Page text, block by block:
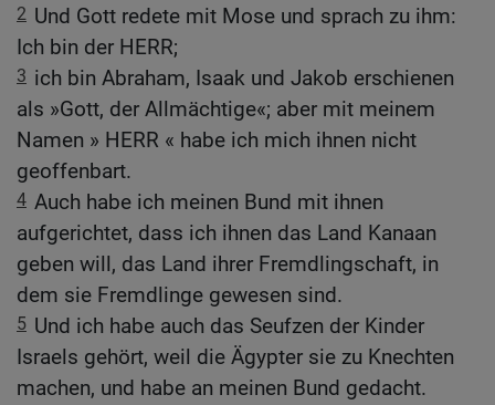
2 Und Gott redete mit Mose und sprach zu ihm:
Ich bin der HERR;
3 ich bin Abraham, Isaak und Jakob erschienen
als »Gott, der Allmächtige«; aber mit meinem
Namen » HERR « habe ich mich ihnen nicht
geoffenbart.
4 Auch habe ich meinen Bund mit ihnen
aufgerichtet, dass ich ihnen das Land Kanaan
geben will, das Land ihrer Fremdlingschaft, in
dem sie Fremdlinge gewesen sind.
5 Und ich habe auch das Seufzen der Kinder
Israels gehört, weil die Ägypter sie zu Knechten
machen, und habe an meinen Bund gedacht.